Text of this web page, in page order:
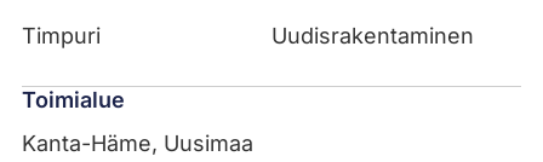
Timpuri
Uudisrakentaminen
Toimialue
Kanta-Häme, Uusimaa